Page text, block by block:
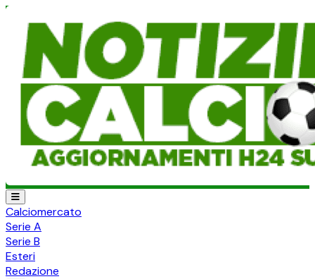
Calciomercato
Serie A
Serie B
Esteri
Redazione